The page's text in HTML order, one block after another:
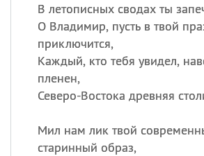
В летописных сводах ты
О Владимир, пусть в твой
приключится,
Каждый, кто тебя увидел,
пленен,
Северо-Востока древняя
Мил нам лик твой
старинный образ,
09.08